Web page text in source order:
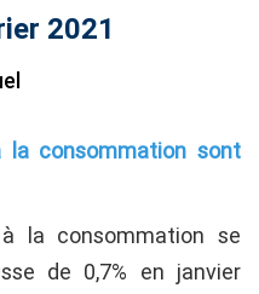
2021
la consommation sont
la consommation se
de 0,7% en janvier